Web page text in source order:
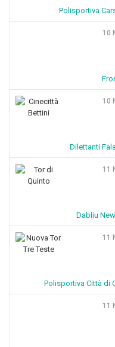
Polisportiva
10
10
Dilettanti
11
Dabliu
11
Polisportiva Città di
11